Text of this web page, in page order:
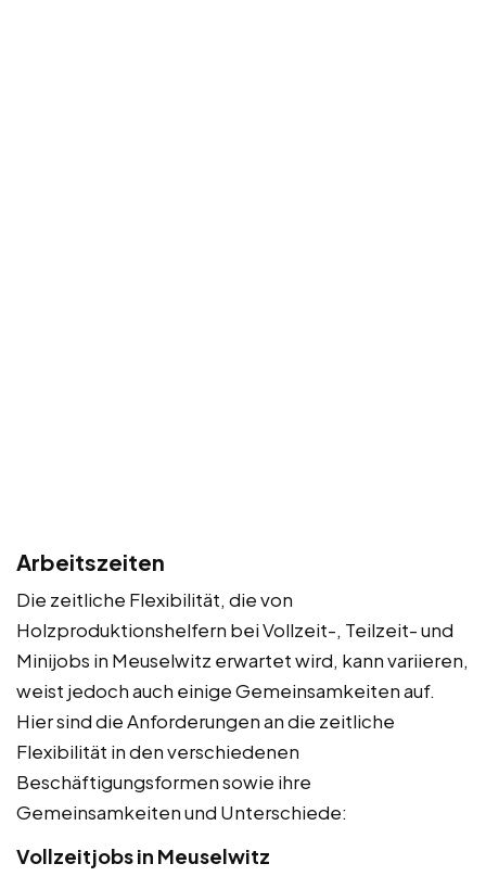
Arbeitszeiten
Die zeitliche Flexibilität, die von
Holzproduktionshelfern bei Vollzeit-, Teilzeit- und
Minijobs in Meuselwitz erwartet wird, kann variieren,
weist jedoch auch einige Gemeinsamkeiten auf.
Hier sind die Anforderungen an die zeitliche
Flexibilität in den verschiedenen
Beschäftigungsformen sowie ihre
Gemeinsamkeiten und Unterschiede:
Vollzeitjobs in Meuselwitz